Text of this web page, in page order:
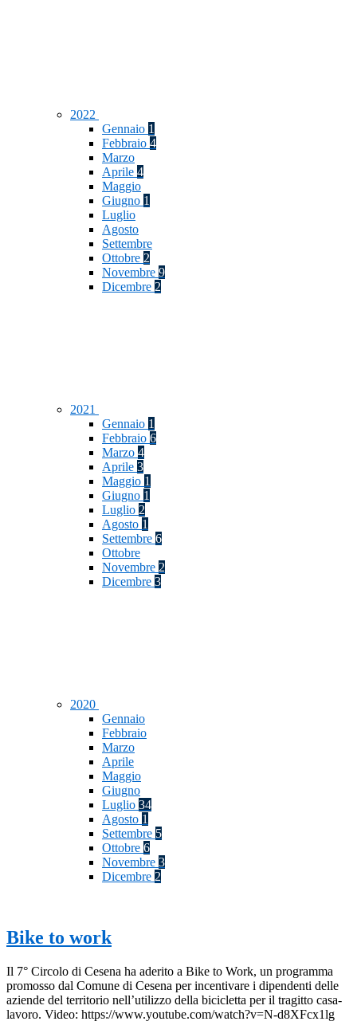
2022
Gennaio 1
Febbraio 4
Marzo
Aprile 4
Maggio
Giugno 1
Luglio
Agosto
Settembre
Ottobre 2
Novembre 9
Dicembre 2
2021
Gennaio 1
Febbraio 6
Marzo 4
Aprile 3
Maggio 1
Giugno 1
Luglio 2
Agosto 1
Settembre 6
Ottobre
Novembre 2
Dicembre 3
2020
Gennaio
Febbraio
Marzo
Aprile
Maggio
Giugno
Luglio 34
Agosto 1
Settembre 5
Ottobre 6
Novembre 3
Dicembre 2
Bike to work
Il 7° Circolo di Cesena ha aderito a Bike to Work, un programma
promosso dal Comune di Cesena per incentivare i dipendenti delle
aziende del territorio nell’utilizzo della bicicletta per il tragitto casa-
lavoro. Video: https://www.youtube.com/watch?v=N-d8XFcx1lg